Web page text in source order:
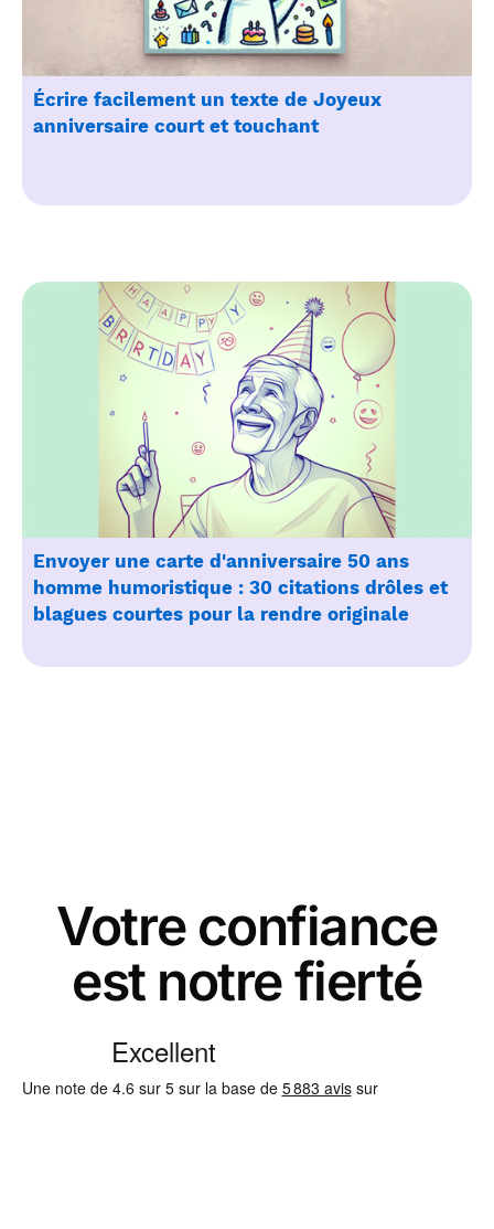
Écrire facilement un texte de Joyeux
anniversaire court et touchant
Envoyer une carte d'anniversaire 50 ans
homme humoristique : 30 citations drôles et
blagues courtes pour la rendre originale
Votre confiance
est notre fierté